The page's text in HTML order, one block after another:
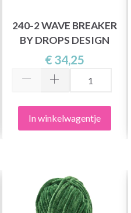
240-2 WAVE BREAKER
BY DROPS DESIGN
€ 34,25
In winkelwagentje